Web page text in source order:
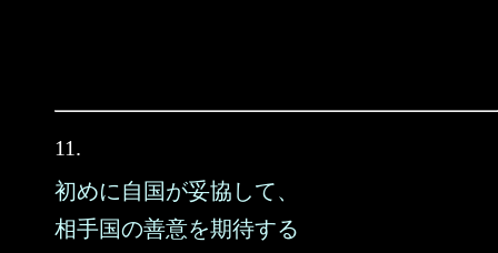
11.
初めに自国が妥協して、
相手国の善意を期待する